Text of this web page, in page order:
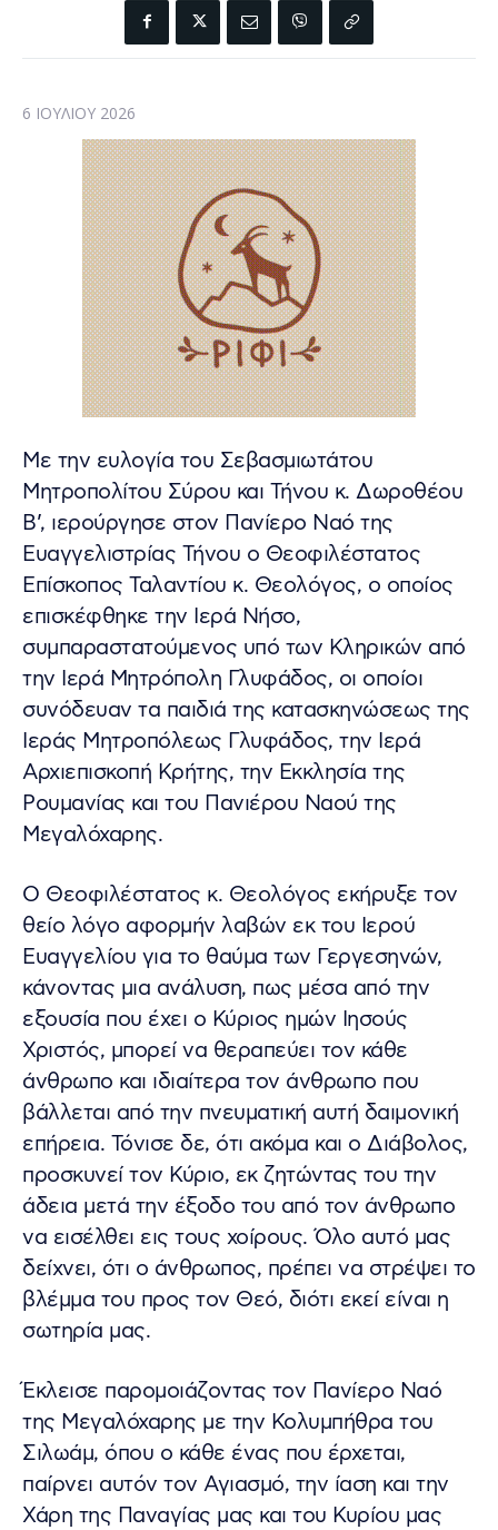
6 ΙΟΥΛΊΟΥ 2026
Με την ευλογία του Σεβασμιωτάτου
Μητροπολίτου Σύρου και Τήνου κ. Δωροθέου
Β’, ιερούργησε στον Πανίερο Ναό της
Ευαγγελιστρίας Τήνου ο Θεοφιλέστατος
Επίσκοπος Ταλαντίου κ. Θεολόγος, ο οποίος
επισκέφθηκε την Ιερά Νήσο,
συμπαραστατούμενος υπό των Κληρικών από
την Ιερά Μητρόπολη Γλυφάδος, οι οποίοι
συνόδευαν τα παιδιά της κατασκηνώσεως της
Ιεράς Μητροπόλεως Γλυφάδος, την Ιερά
Αρχιεπισκοπή Κρήτης, την Εκκλησία της
Ρουμανίας και του Πανιέρου Ναού της
Μεγαλόχαρης.
Ο Θεοφιλέστατος κ. Θεολόγος εκήρυξε τον
θείο λόγο αφορμήν λαβών εκ του Ιερού
Ευαγγελίου για το θαύμα των Γεργεσηνών,
κάνοντας μια ανάλυση, πως μέσα από την
εξουσία που έχει ο Κύριος ημών Ιησούς
Χριστός, μπορεί να θεραπεύει τον κάθε
άνθρωπο και ιδιαίτερα τον άνθρωπο που
βάλλεται από την πνευματική αυτή δαιμονική
επήρεια. Τόνισε δε, ότι ακόμα και ο Διάβολος,
προσκυνεί τον Κύριο, εκ ζητώντας του την
άδεια μετά την έξοδο του από τον άνθρωπο
να εισέλθει εις τους χοίρους. Όλο αυτό μας
δείχνει, ότι ο άνθρωπος, πρέπει να στρέψει το
βλέμμα του προς τον Θεό, διότι εκεί είναι η
σωτηρία μας.
Έκλεισε παρομοιάζοντας τον Πανίερο Ναό
της Μεγαλόχαρης με την Κολυμπήθρα του
Σιλωάμ, όπου ο κάθε ένας που έρχεται,
παίρνει αυτόν τον Αγιασμό, την ίαση και την
Χάρη της Παναγίας μας και του Κυρίου μας